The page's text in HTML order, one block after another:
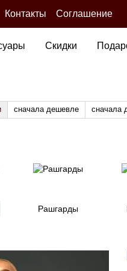
Контакты Соглашение
Скидки
сначала дешевле сначала
Рашгарды